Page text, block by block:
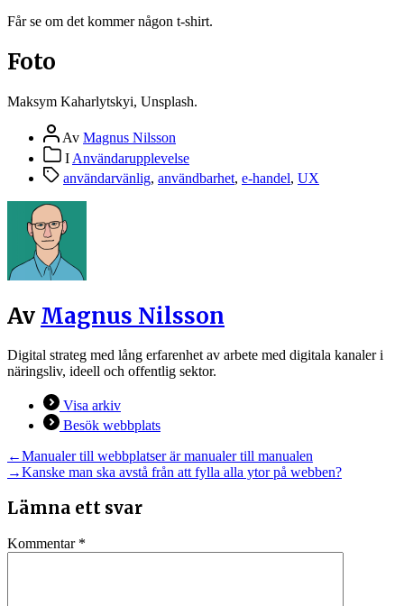
Får se om det kommer någon t-shirt.
Foto
Maksym Kaharlytskyi, Unsplash.
Inläggsförfattare
Av Magnus Nilsson
Inläggskategorier
I Användarupplevelse
Etiketter
användarvänlig, användbarhet, e-handel, UX
Av Magnus Nilsson
Digital strateg med lång erfarenhet av arbete med digitala kanaler i
näringsliv, ideell och offentlig sektor.
Visa arkiv
Besök webbplats
Inläggsnavigering
←Föregående
inlägg:
Manualer till webbplatser är manualer till manualen
→Nästa
Kanske man ska avstå från att fylla alla ytor på webben?
Lämna ett svar
Kommentar *